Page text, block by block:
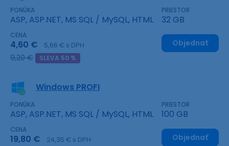
PONÚKA
ASP, ASP.NET, MS SQL / MySQL, HTML
PRIESTOR
32 GB
CENA
4,60 € 5,66 € s DPH
9,20 € SLEVA 50 %
Objednať
Windows PROFI
PONÚKA
ASP, ASP.NET, MS SQL / MySQL, HTML
PRIESTOR
100 GB
CENA
19,80 € 24,35 € s DPH Objednať